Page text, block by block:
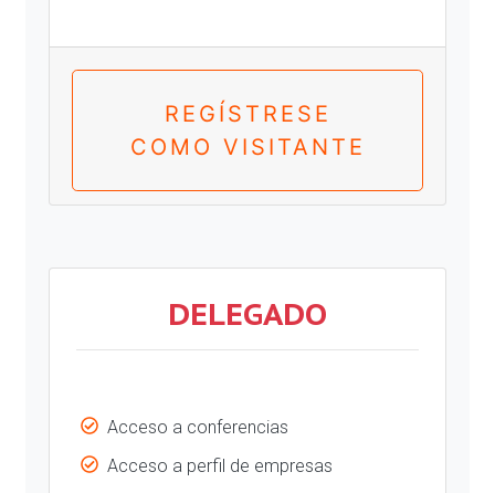
REGÍSTRESE
COMO VISITANTE
DELEGADO
Acceso a conferencias
Acceso a perfil de empresas